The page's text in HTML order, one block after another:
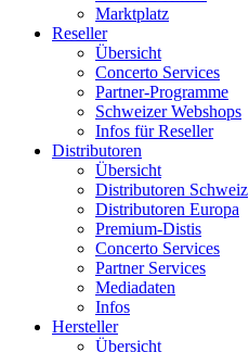
Marktplatz
Reseller
Übersicht
Concerto Services
Partner-Programme
Schweizer Webshops
Infos für Reseller
Distributoren
Übersicht
Distributoren Schweiz
Distributoren Europa
Premium-Distis
Concerto Services
Partner Services
Mediadaten
Infos
Hersteller
Übersicht